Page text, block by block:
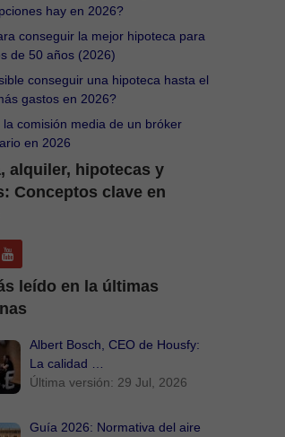
hay en 2026?
conseguir la mejor hipoteca para
de 50 años (2026)
conseguir una hipoteca hasta el
gastos en 2026?
la comisión media de un bróker
en 2026
alquiler, hipotecas y
Conceptos clave en
leído en la últimas
Albert Bosch, CEO de Housfy:
La calidad …
Última versión: 29 Jul, 2026
Guía 2026: Normativa del aire